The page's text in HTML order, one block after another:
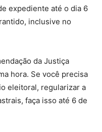
expediente até o dia 6
inclusive no
da Justiça
hora. Se você precisa
eleitoral, regularizar a
faça isso até 6 de